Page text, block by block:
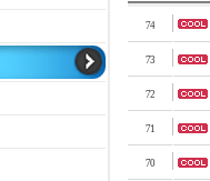
74
73
72
71
70